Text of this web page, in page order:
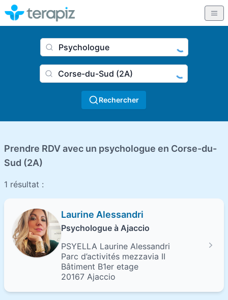
Ville
Rechercher
Prendre RDV avec un psychologue en Corse-du-
Sud (2A)
1 résultat :
Laurine Alessandri
Psychologue à Ajaccio
PSYELLA Laurine Alessandri
Parc d’activités mezzavia II
Bâtiment B1er etage
20167 Ajaccio